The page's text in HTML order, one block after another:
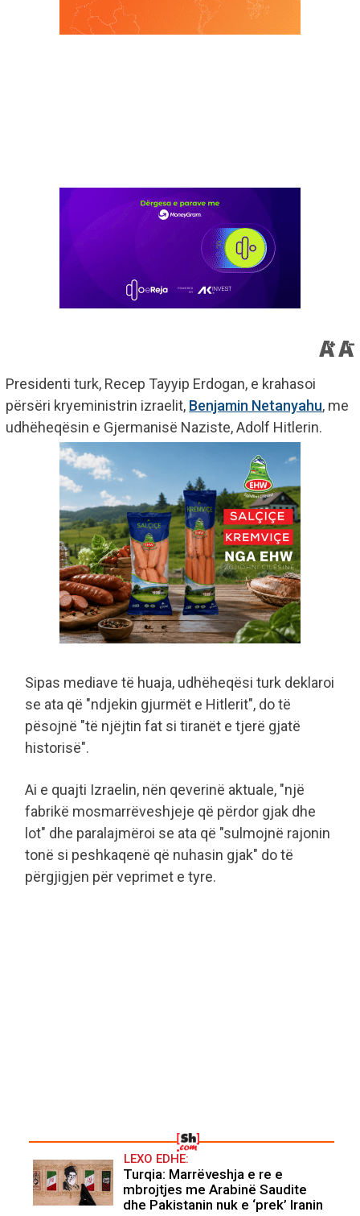
Presidenti turk, Recep Tayyip Erdogan, e krahasoi
përsëri kryeministrin izraelit, Benjamin Netanyahu, me
udhëheqësin e Gjermanisë Naziste, Adolf Hitlerin.
Sipas mediave të huaja, udhëheqësi turk deklaroi
se ata që "ndjekin gjurmët e Hitlerit", do të
pësojnë "të njëjtin fat si tiranët e tjerë gjatë
historisë".
Ai e quajti Izraelin, nën qeverinë aktuale, "një
fabrikë mosmarrëveshjeje që përdor gjak dhe
lot" dhe paralajmëroi se ata që "sulmojnë rajonin
tonë si peshkaqenë që nuhasin gjak" do të
përgjigjen për veprimet e tyre.
LEXO EDHE:
Turqia: Marrëveshja e re e
mbrojtjes me Arabinë Saudite
dhe Pakistanin nuk e ‘prek’ Iranin